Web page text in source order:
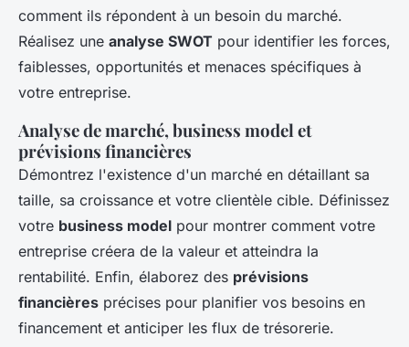
comment ils répondent à un besoin du marché.
Réalisez une analyse SWOT pour identifier les forces,
faiblesses, opportunités et menaces spécifiques à
votre entreprise.
Analyse de marché, business model et
prévisions financières
Démontrez l'existence d'un marché en détaillant sa
taille, sa croissance et votre clientèle cible. Définissez
votre business model pour montrer comment votre
entreprise créera de la valeur et atteindra la
rentabilité. Enfin, élaborez des prévisions
financières précises pour planifier vos besoins en
financement et anticiper les flux de trésorerie.